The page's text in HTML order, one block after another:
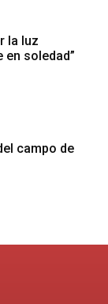
la luz
en soledad”
campo de